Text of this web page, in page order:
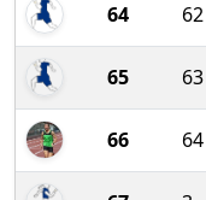
64 62
65 63
66 64